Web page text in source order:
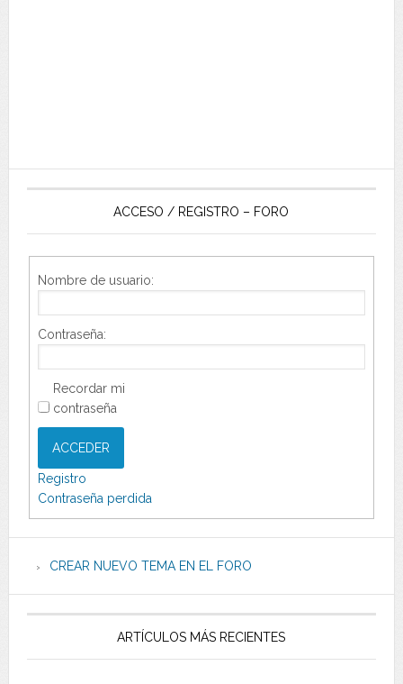
ACCESO / REGISTRO – FORO
Nombre de usuario:
Contraseña:
Recordar mi
contraseña
ACCEDER
Registro
Contraseña perdida
CREAR NUEVO TEMA EN EL FORO
ARTÍCULOS MÁS RECIENTES